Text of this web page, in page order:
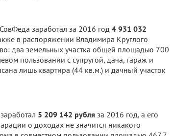
заработал за 2016 год 4 931 032
в распоряжении Владимира Круглого
два земельных участка общей площадью 700
пользовании с супругой, дача, гараж и
лишь квартира (44 кв.м.) и дачный участок
5 209 142 рубля за 2016 год, а его
о доходах не значится никакого